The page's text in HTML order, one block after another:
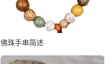
佛珠手串简述